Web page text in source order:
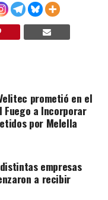
prometió en el
a Incorporar
por Melella
empresas
a recibir